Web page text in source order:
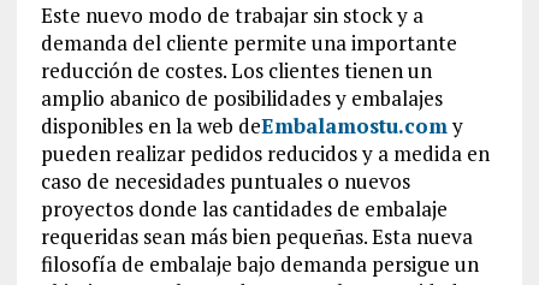
Este nuevo modo de trabajar sin stock y a
demanda del cliente permite una importante
reducción de costes. Los clientes tienen un
amplio abanico de posibilidades y embalajes
disponibles en la web deEmbalamostu.comy
pueden realizar pedidos reducidos y a medida en
caso de necesidades puntuales o nuevos
proyectos donde las cantidades de embalaje
requeridas sean más bien pequeñas. Esta nueva
filosofía de embalaje bajo demanda persigue un